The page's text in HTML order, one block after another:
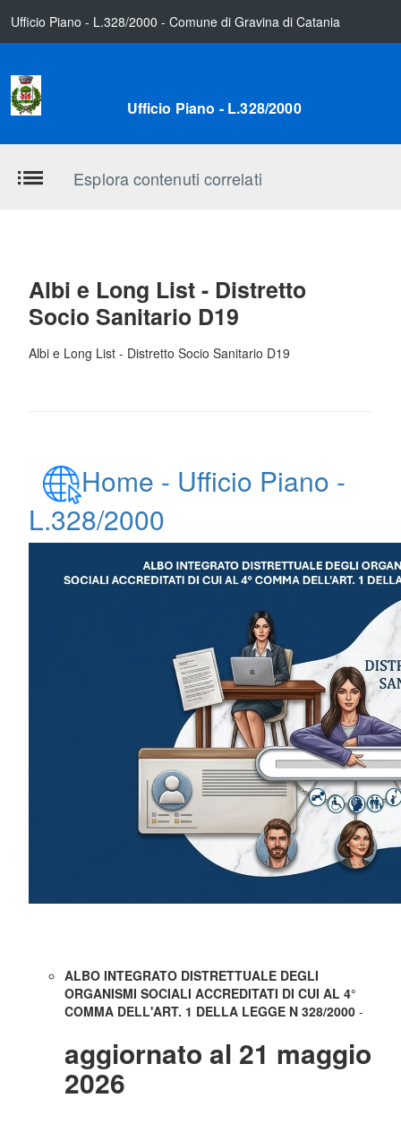
Ufficio Piano - L.328/2000 - Comune di Gravina di Catania
Ufficio Piano - L.328/2000
Esplora contenuti correlati
Albi e Long List - Distretto
Socio Sanitario D19
Albi e Long List - Distretto Socio Sanitario D19
Home - Ufficio Piano -
L.328/2000
ALBO INTEGRATO DISTRETTUALE DEGLI
ORGANISMI SOCIALI ACCREDITATI DI CUI AL 4°
COMMA DELL'ART. 1 DELLA LEGGE N 328/2000 -
aggiornato al 21 maggio
2026